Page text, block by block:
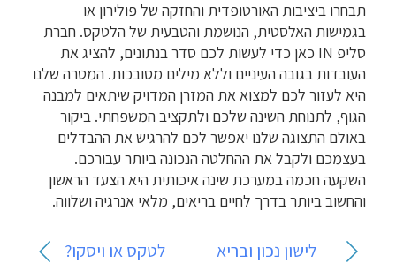
תבחרו ביציבות האורטופדית והחזקה של פולירון או
בגמישות האלסטית, הנושמת והטבעית של הלטקס. חברת
סליפ IN כאן כדי לעשות לכם סדר בנתונים, להציג את
העובדות בגובה העיניים וללא מילים מסובכות. המטרה שלנו
היא לעזור לכם למצוא את המזרן המדויק שיתאים למבנה
הגוף, לתנוחת השינה שלכם ולתקציב המשפחתי. ביקור
באולם התצוגה שלנו יאפשר לכם להרגיש את ההבדלים
בעצמכם ולקבל את ההחלטה הנכונה ביותר עבורכם.
השקעה חכמה במערכת שינה איכותית היא הצעד הראשון
והחשוב ביותר בדרך לחיים בריאים, מלאי אנרגיה ושלווה.
ניווט לישון נכון ובריא לטקס או ויסקו?